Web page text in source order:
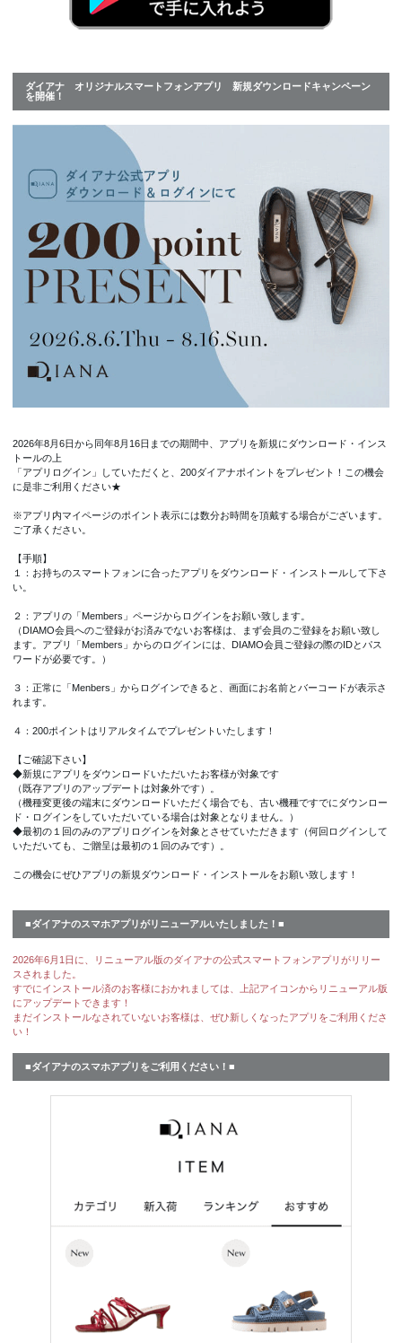
ダイアナ オリジナルスマートフォンアプリ 新規ダウンロードキャンペーン
を開催！
2026年8月6日から同年8月16日までの期間中、アプリを新規にダウンロード・インス
トールの上
「アプリログイン」していただくと、200ダイアナポイントをプレゼント！この機会
に是非ご利用ください★
※アプリ内マイページのポイント表示には数分お時間を頂戴する場合がございます。
ご了承ください。
【手順】
１：お持ちのスマートフォンに合ったアプリをダウンロード・インストールして下さ
い。
２：アプリの「Members」ページからログインをお願い致します。
（DIAMO会員へのご登録がお済みでないお客様は、まず会員のご登録をお願い致し
ます。アプリ「Members」からのログインには、DIAMO会員ご登録の際のIDとパス
ワードが必要です。）
３：正常に「Menbers」からログインできると、画面にお名前とバーコードが表示さ
れます。
４：200ポイントはリアルタイムでプレゼントいたします！
【ご確認下さい】
◆新規にアプリをダウンロードいただいたお客様が対象です
（既存アプリのアップデートは対象外です）。
（機種変更後の端末にダウンロードいただく場合でも、古い機種ですでにダウンロー
ド・ログインをしていただいている場合は対象となりません。）
◆最初の１回のみのアプリログインを対象とさせていただきます（何回ログインして
いただいても、ご贈呈は最初の１回のみです）。
この機会にぜひアプリの新規ダウンロード・インストールをお願い致します！
■ダイアナのスマホアプリがリニューアルいたしました！■
2026年6月1日に、リニューアル版のダイアナの公式スマートフォンアプリがリリー
スされました。
すでにインストール済のお客様におかれましては、
上記アイコンからリニューアル版
にアップデートできます！
まだインストールなされていないお客様は、ぜひ新しくなったアプリをご利用くださ
い！
■ダイアナのスマホアプリをご利用ください！■